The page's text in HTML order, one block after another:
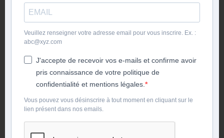
Veuillez renseigner votre adresse email pour vous inscrire. Ex. :
abc@xyz.com
J'accepte de recevoir vos e-mails et confirme avoir
pris connaissance de votre politique de
confidentialité et mentions légales.
Vous pouvez vous désinscrire à tout moment en cliquant sur le
lien présent dans nos emails.